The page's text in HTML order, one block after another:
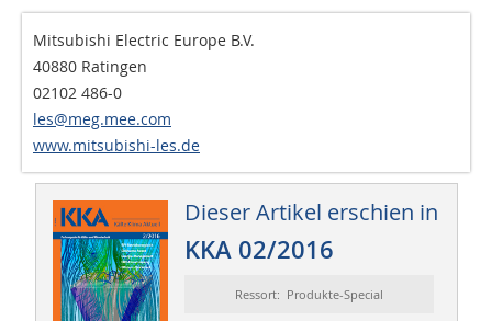
Mitsubishi Electric Europe B.V.
40880 Ratingen
02102 486-0
les@meg.mee.com
www.mitsubishi-les.de
Dieser Artikel erschien in
KKA 02/2016
Ressort: Produkte-Special